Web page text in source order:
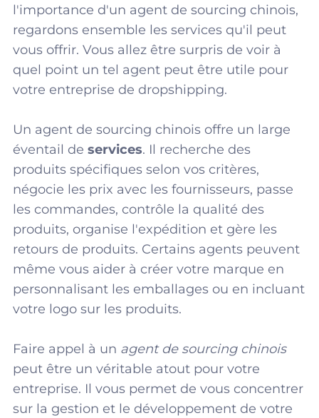
l'importance d'un agent de sourcing chinois,
regardons ensemble les services qu'il peut
vous offrir. Vous allez être surpris de voir à
quel point un tel agent peut être utile pour
votre entreprise de dropshipping.
Un agent de sourcing chinois offre un large
éventail de services. Il recherche des
produits spécifiques selon vos critères,
négocie les prix avec les fournisseurs, passe
les commandes, contrôle la qualité des
produits, organise l'expédition et gère les
retours de produits. Certains agents peuvent
même vous aider à créer votre marque en
personnalisant les emballages ou en incluant
votre logo sur les produits.
Faire appel à un agent de sourcing chinois
peut être un véritable atout pour votre
entreprise. Il vous permet de vous concentrer
sur la gestion et le développement de votre